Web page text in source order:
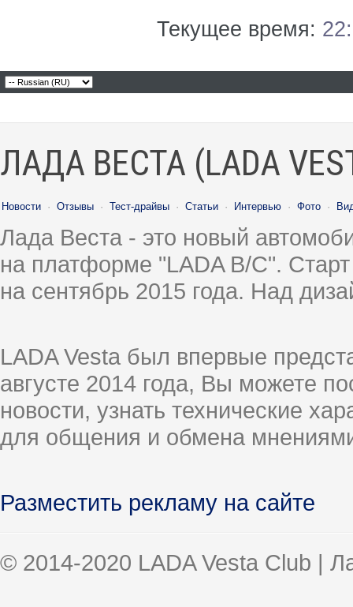
Текущее время:
ЛАДА ВЕСТА (LADA
Новости · Отзывы · Тест-драйвы · Статьи · Интервью · Фото ·
Лада Веста - это новый
на платформе "LADA B/C".
на сентябрь 2015 года. Над
LADA Vesta был впервые
августе 2014 года, Вы можете
новости, узнать технические
для общения и обмена
Разместить рекламу на сайте
© 2014-2020 LADA Vesta Club |